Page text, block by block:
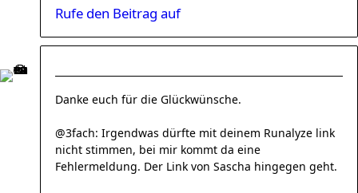
Rufe den Beitrag auf
Danke euch für die Glückwünsche.
@3fach: Irgendwas dürfte mit deinem Runalyze link
nicht stimmen, bei mir kommt da eine
Fehlermeldung. Der Link von Sascha hingegen geht.